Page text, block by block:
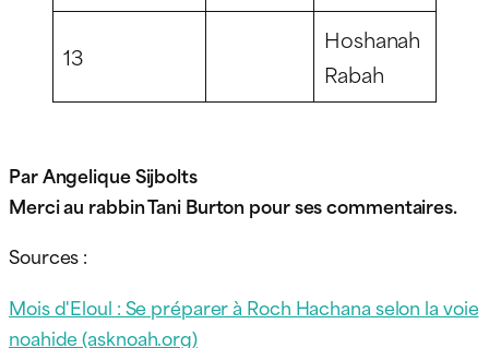
13
Hoshanah
Rabah
Par Angelique Sijbolts
Merci au rabbin Tani Burton pour ses commentaires.
Sources :
Mois d'Eloul : Se préparer à Roch Hachana selon la voie
noahide (asknoah.org)